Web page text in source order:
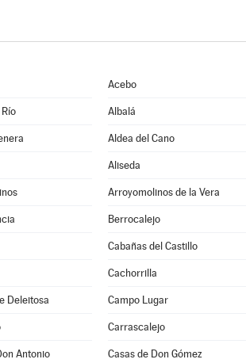
Acebo
Albalá
Aldea del Cano
Aliseda
Arroyomolinos de la Vera
Berrocalejo
Cabañas del Castillo
Cachorrilla
Deleitosa Campo Lugar
Carrascalejo
Antonio Casas de Don Gómez